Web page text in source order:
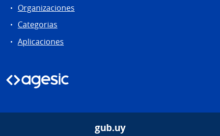
Organizaciones
Categorias
Aplicaciones
gub.uy